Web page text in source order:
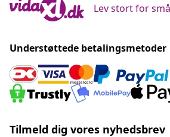
Lev stort for
Understøttede betalingsmetoder
Tilmeld dig vores nyhedsbrev